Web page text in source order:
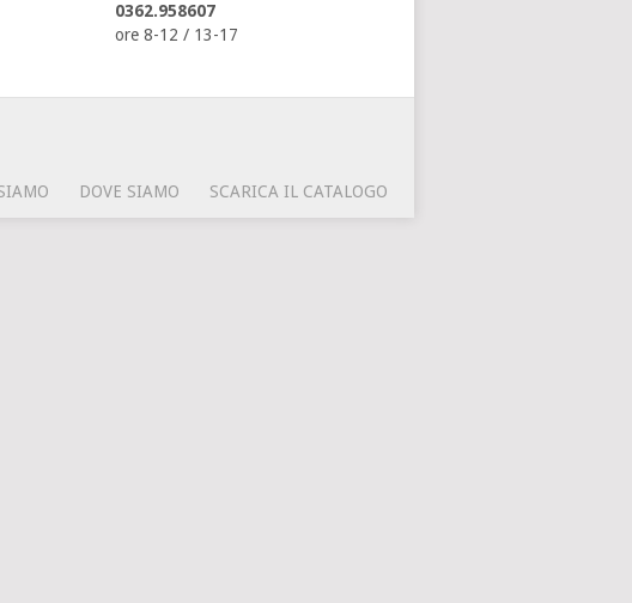
0362.958607
ore 8-12 / 13-17
DOVE SIAMO SCARICA IL CATALOGO